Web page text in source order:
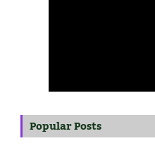
Popular Posts